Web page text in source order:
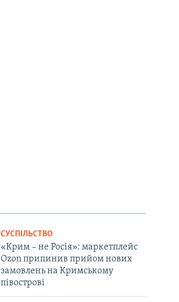
СУСПІЛЬСТВО
«Крим – не Росія»: маркетплейс
Ozon припинив прийом нових
замовлень на Кримському
півострові